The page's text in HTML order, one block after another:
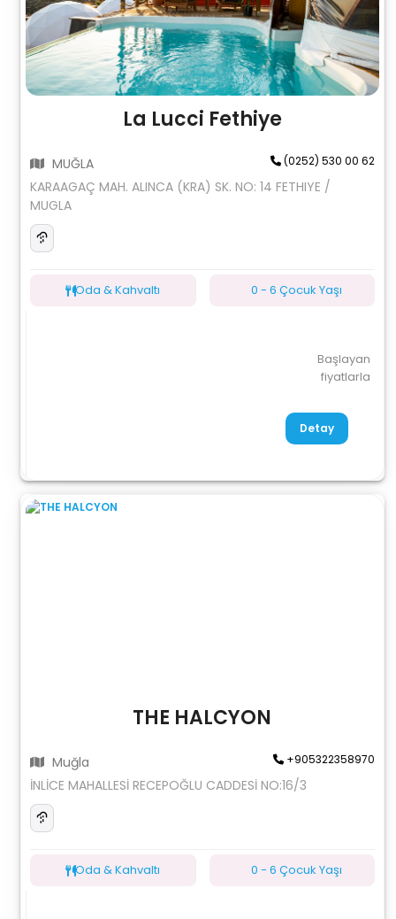
La Lucci Fethiye
MUĞLA (0252) 530 00 62
KARAAGAÇ MAH. ALINCA (KRA) SK. NO: 14 FETHIYE /
MUGLA
Oda & Kahvaltı 0 - 6 Çocuk Yaşı
Başlayan
fiyatlarla
Detay
THE HALCYON
Muğla +905322358970
İNLİCE MAHALLESİ RECEPOĞLU CADDESİ NO:16/3
Oda & Kahvaltı 0 - 6 Çocuk Yaşı